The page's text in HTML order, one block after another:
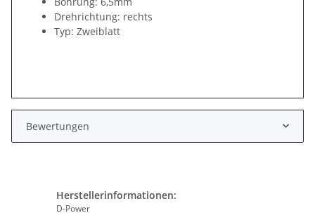
Drehrichtung: rechts
Typ: Zweiblatt
Bewertungen
Herstellerinformationen:
D-Power